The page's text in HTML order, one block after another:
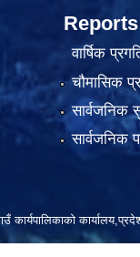
Reports
वार्षिक
चौमासिक
सार्वजनिक
सार्वजनिक
कार्यपालिकाको